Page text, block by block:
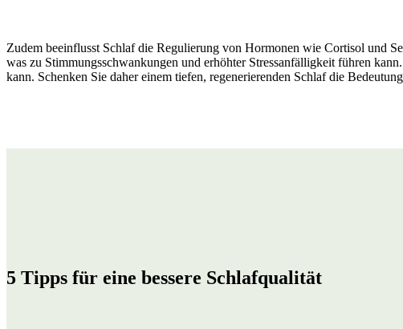
HOF MIETEN
WANDERN
Zudem beeinflusst Schlaf die Regulierung von Hormonen wie Cortisol und
was zu Stimmungsschwankungen und erhöhter Stressanfälligkeit führen
kann. Schenken Sie daher einem tiefen, regenerierenden Schlaf die
5 Tipps für eine bessere Schlafqualität